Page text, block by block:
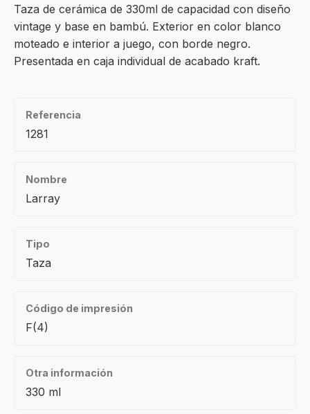
Taza de cerámica de 330ml de capacidad con diseño
vintage y base en bambú. Exterior en color blanco
moteado e interior a juego, con borde negro.
Presentada en caja individual de acabado kraft.
Referencia
1281
Nombre
Larray
Tipo
Taza
Código de impresión
F(4)
Otra información
330 ml